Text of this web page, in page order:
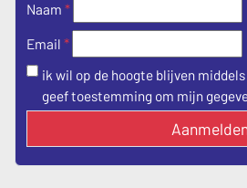
Naam *
Email *
ik wil op de hoogte blijven
geef toestemming om mijn